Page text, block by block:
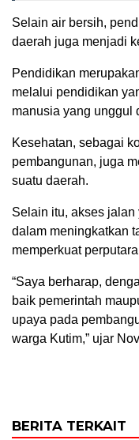
Selain air bersih,
daerah juga menjadi
Pendidikan
melalui pendidikan
manusia yang unggul
Kesehatan, sebagai
pembangunan, juga
suatu daerah.
Selain itu, akses
dalam meningkatkan
memperkuat
“Saya berharap,
baik pemerintah
upaya pada
warga Kutim,” ujar
BERITA TERKAIT